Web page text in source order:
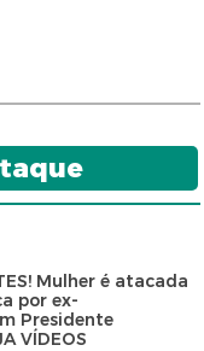
Mulher é atacada
por ex-
Presidente
VÍDEOS